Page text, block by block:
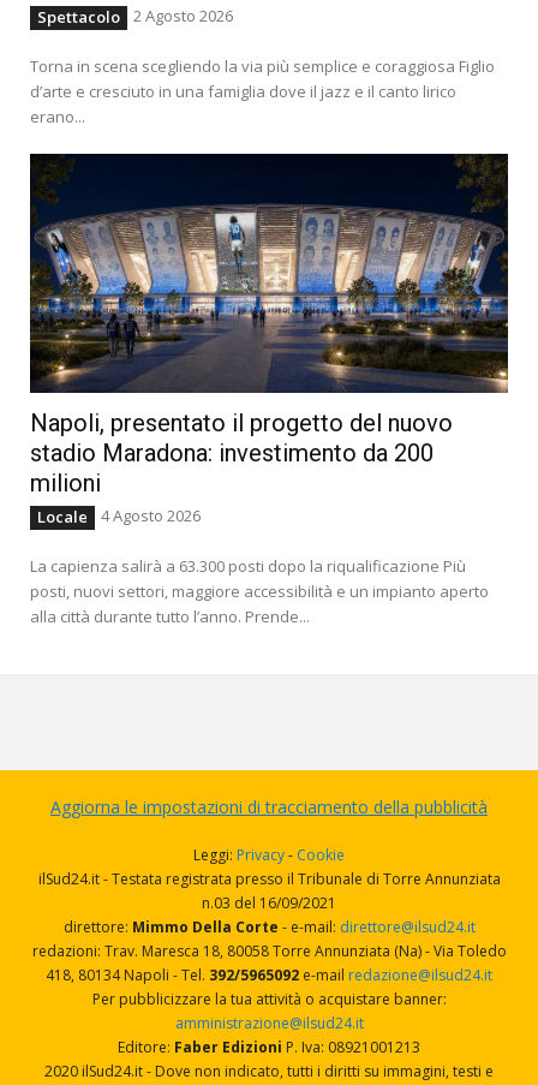
Spettacolo 2 Agosto 2026
Torna in scena scegliendo la via più semplice e coraggiosa Figlio
d’arte e cresciuto in una famiglia dove il jazz e il canto lirico
erano...
Napoli, presentato il progetto del nuovo
stadio Maradona: investimento da 200
milioni
Locale 4 Agosto 2026
La capienza salirà a 63.300 posti dopo la riqualificazione Più
posti, nuovi settori, maggiore accessibilità e un impianto aperto
alla città durante tutto l’anno. Prende...
Aggiorna le impostazioni di tracciamento della pubblicità
Leggi: Privacy- Cookie
ilSud24.it - Testata registrata presso il Tribunale di Torre Annunziata
n.03 del 16/09/2021
direttore: Mimmo Della Corte - e-mail: direttore@ilsud24.it
redazioni: Trav. Maresca 18, 80058 Torre Annunziata (Na) - Via Toledo
418, 80134 Napoli - Tel. 392/5965092 e-mail redazione@ilsud24.it
Per pubblicizzare la tua attività o acquistare banner:
amministrazione@ilsud24.it
Editore: Faber Edizioni P. Iva: 08921001213
2020 ilSud24.it - Dove non indicato, tutti i diritti su immagini, testi e